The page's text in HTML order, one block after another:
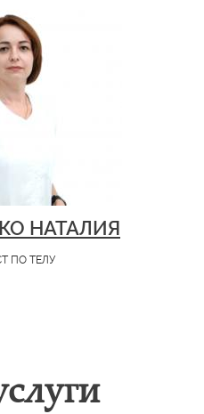
НАТАЛИЯ
ПО ТЕЛУ